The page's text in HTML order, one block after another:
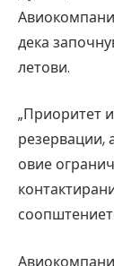
дека
летови.
„Приоритет
резервации,
овие